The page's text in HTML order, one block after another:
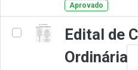
Aprovado
Edital de
Ordinária